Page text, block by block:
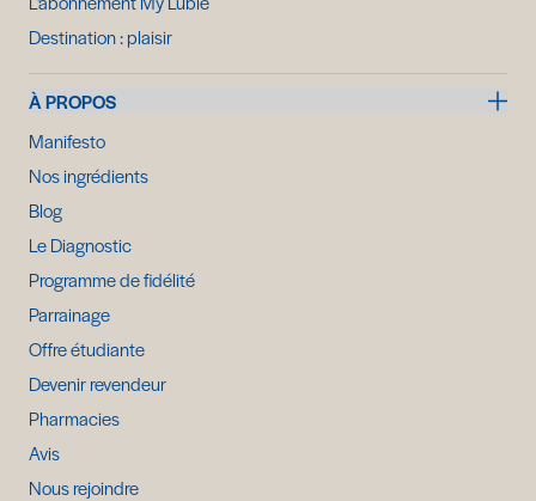
Destination : plaisir
À PROPOS
Manifesto
Nos ingrédients
Blog
Le Diagnostic
Programme de fidélité
Parrainage
Offre étudiante
Devenir revendeur
Pharmacies
Avis
Nous rejoindre